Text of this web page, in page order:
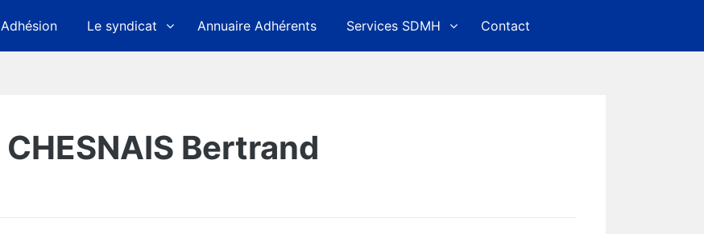
Adhésion Le syndicat Annuaire Adhérents Services SDMH Contact
CHESNAIS Bertrand